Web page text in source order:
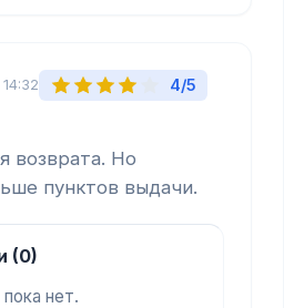
4/5
возврата. Но
пунктов выдачи.
(0)
нет.